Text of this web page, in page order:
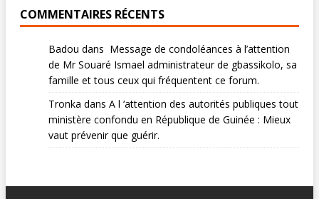
COMMENTAIRES RÉCENTS
Badou dans Message de condoléances à l’attention
de Mr Souaré Ismael administrateur de gbassikolo, sa
famille et tous ceux qui fréquentent ce forum.
Tronka dans A l ‘attention des autorités publiques tout
ministère confondu en République de Guinée : Mieux
vaut prévenir que guérir.